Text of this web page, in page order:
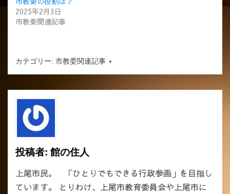
2025年2月3日
市教委関連記事
カテゴリー: 市教委関連記事
投稿者: 館の住人
上尾市民。 「ひとりでもできる行政参画」を目指し
ています。 とりわけ、上尾市教育委員会や上尾市に